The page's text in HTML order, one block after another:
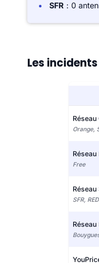
SFR : 0
Les
Réseau
Orange,
Réseau
Free
Réseau
SFR,